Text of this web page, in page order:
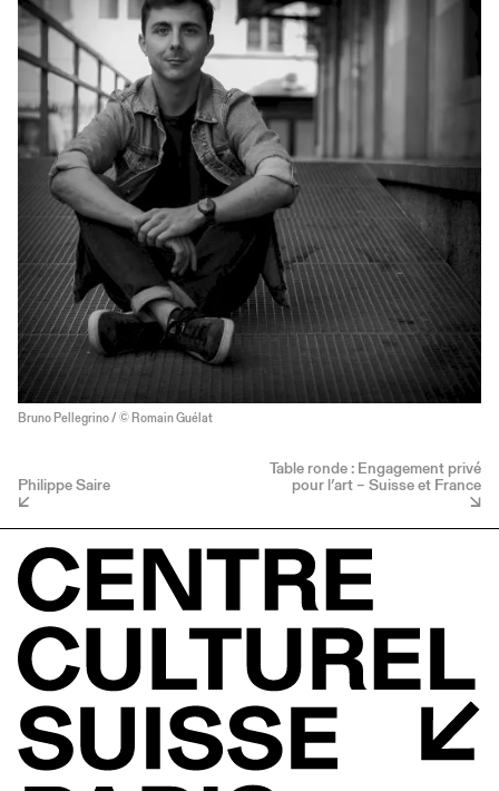
Bruno Pellegrino / © Romain Guélat
Philippe Saire
Table ronde : Engagement privé
pour l’art – Suisse et France